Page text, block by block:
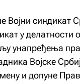
синдикат
у делатности
унапређења
Војске
и допуне